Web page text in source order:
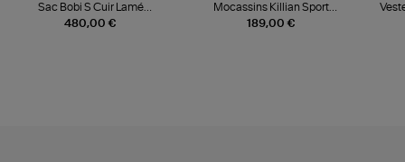
480,00 €
Sac Bobi S Cuir Lamé
Champagne
189,00 €
Mocassins Killian Sport
Mousse